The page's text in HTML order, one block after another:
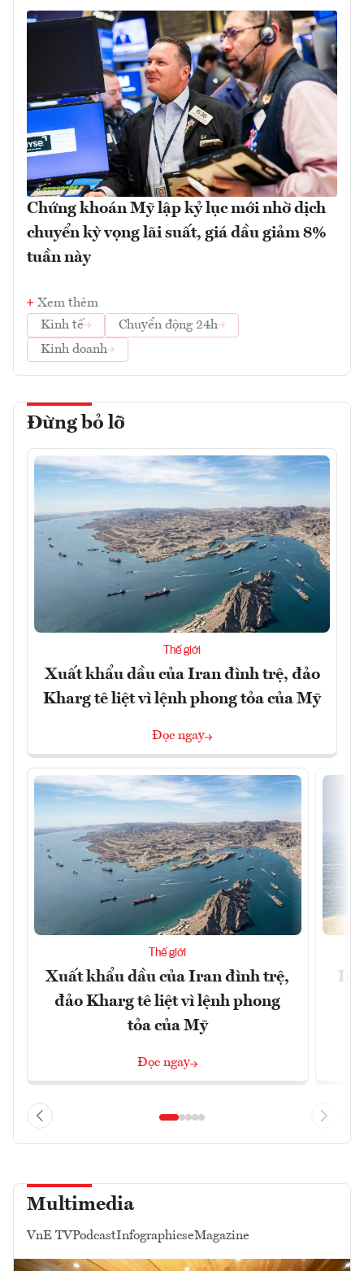
Chứng khoán Mỹ lập kỷ lục mới nhờ dịch
chuyển kỳ vọng lãi suất, giá dầu giảm 8%
tuần này
Xem thêm
Kinh tế
Chuyển động 24h
Kinh doanh
Đừng bỏ lỡ
Thế giới
Xuất khẩu dầu của Iran đình trệ, đảo
Kharg tê liệt vì lệnh phong tỏa của Mỹ
Đọc ngay
Thế giới
Xuất khẩu dầu của Iran đình trệ,
đảo Kharg tê liệt vì lệnh phong
tỏa của Mỹ
Đọc ngay
Multimedia
VnE TVPodcastInfographicseMagazine